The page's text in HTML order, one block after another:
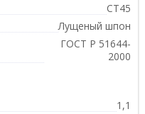
СТ45
Лущеный шпон
ГОСТ Р 51644-
2000
1,1